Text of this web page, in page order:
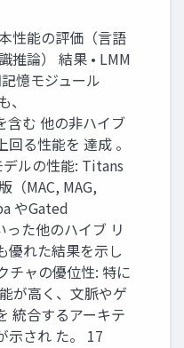
性能の評価（言語
推論） 結果 • LMM
憶モジュール
、
む 他の非ハイブ
る性能を 達成 。
デルの性能: Titans
（MAC, MAG,
やGated
た他のハイブ リ
優れた結果を示し
チャの優位性: 特に
が高く、文脈やゲ
統合するアーキテ
示され た。 17